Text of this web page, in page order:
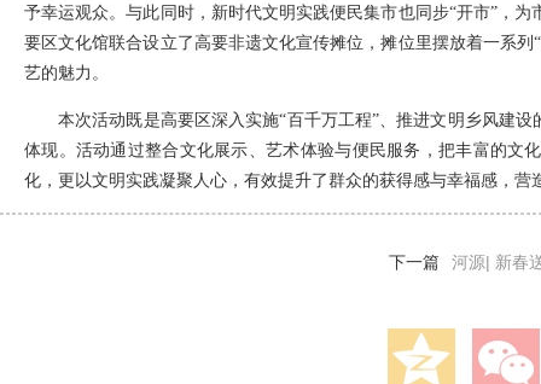
予幸运观众。与此同时，新时代文明实践便民集市也同步“开市”，
要区文化馆联合设立了高要非遗文化宣传摊位，摊位里摆放着一系
艺的魅力。
本次活动既是高要区深入实施“百千万工程”、推进文明乡风建
体现。活动通过整合文化展示、艺术体验与便民服务，把丰富的文
化，更以文明实践凝聚人心，有效提升了群众的获得感与幸福感，营
下一篇 河源| 新春